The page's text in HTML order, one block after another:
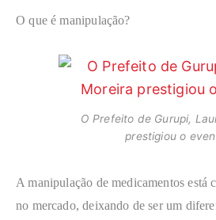
O que é manipulação?
O Prefeito de Gurupi,
prestigiou o
A manipulação de medicamentos está
no mercado, deixando de ser um